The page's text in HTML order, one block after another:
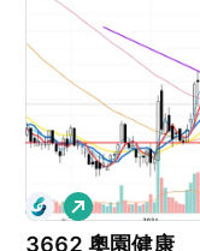
3662 奧園健康
看
多